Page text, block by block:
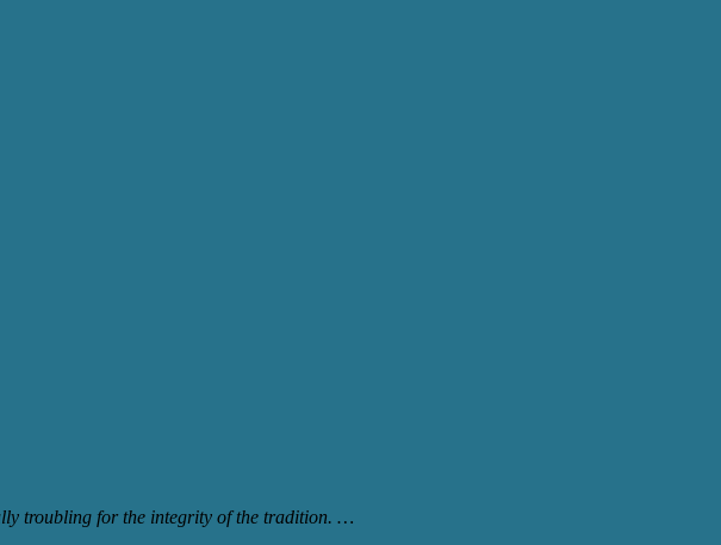
troubling for the integrity of the tradition. …